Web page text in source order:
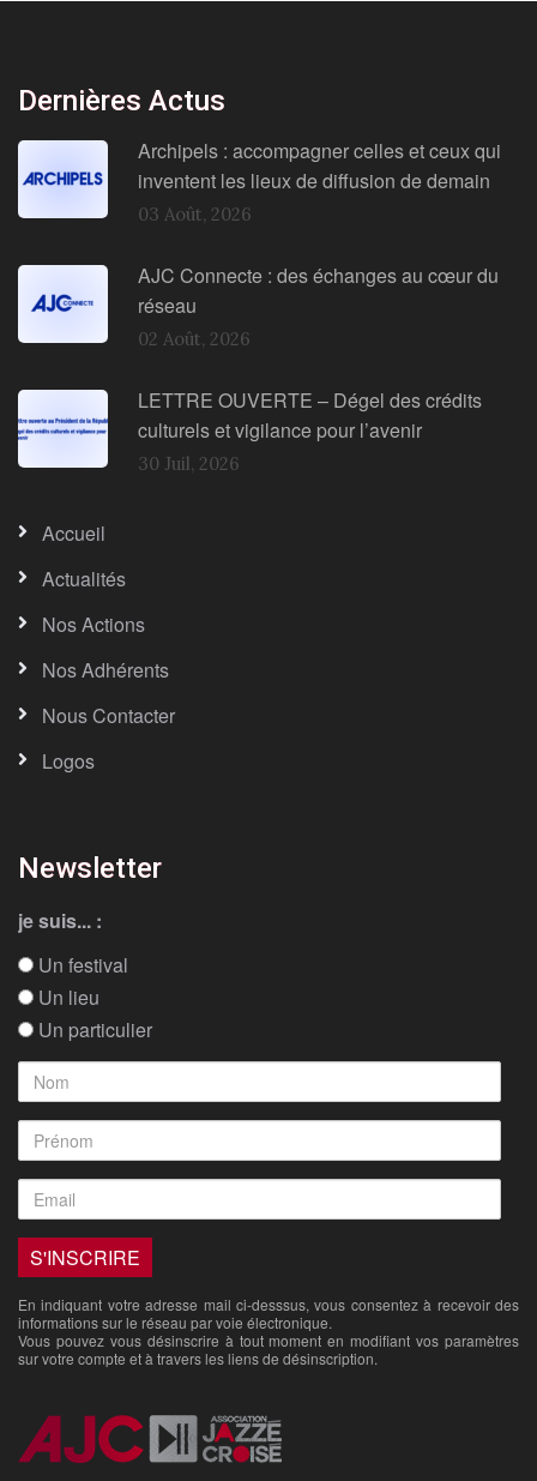
Dernières Actus
Archipels : accompagner celles et ceux qui
inventent les lieux de diffusion de demain
03 Août, 2026
AJC Connecte : des échanges au cœur du
réseau
02 Août, 2026
LETTRE OUVERTE – Dégel des crédits
culturels et vigilance pour l’avenir
30 Juil, 2026
Accueil
Actualités
Nos Actions
Nos Adhérents
Nous Contacter
Logos
Newsletter
je suis... :
Un festival
Un lieu
Un particulier
En indiquant votre adresse mail ci-desssus, vous consentez à recevoir des
informations sur le réseau par voie électronique.
Vous pouvez vous désinscrire à tout moment en modifiant vos paramètres
sur votre compte et à travers les liens de désinscription.